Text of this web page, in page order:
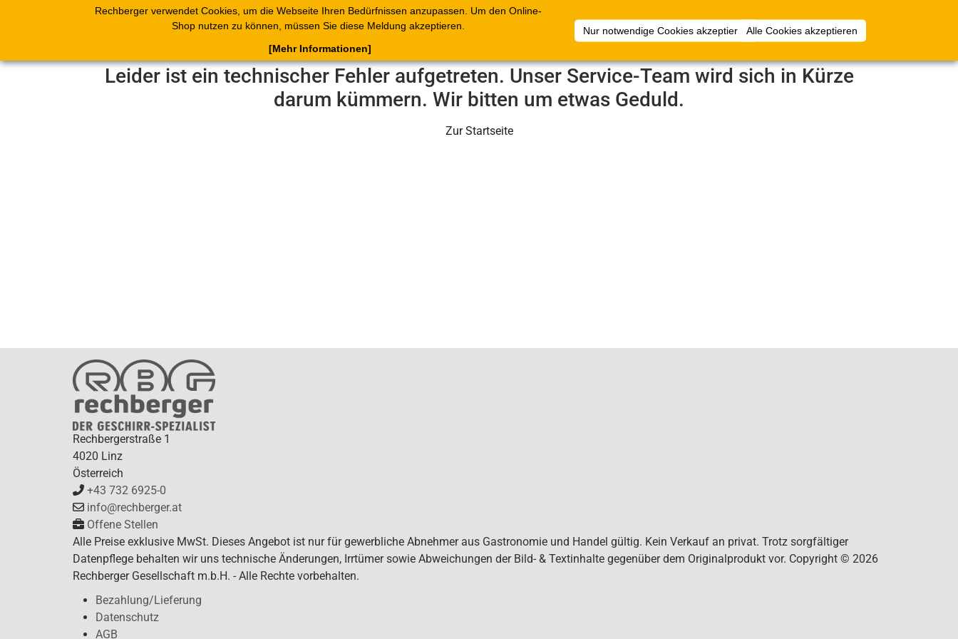
Rechberger verwendet Cookies, um die Webseite Ihren Bedürfnissen anzupassen. Um den Online-
Shop nutzen zu können, müssen Sie diese Meldung akzeptieren.
Nur notwendige Cookies akzeptierenAlle Cookies akzeptieren
[Mehr Informationen]
Shop Blätterkataloge Warenkorb Belege Artikelsammlungen Anmelden
Leider ist ein technischer Fehler aufgetreten. Unser Service-Team wird sich in Kürze
darum kümmern. Wir bitten um etwas Geduld.
Zur Startseite
Rechbergerstraße 1
4020 Linz
Österreich
+43 732 6925-0
info@rechberger.at
Offene Stellen
Alle Preise exklusive MwSt. Dieses Angebot ist nur für gewerbliche Abnehmer aus Gastronomie und Handel gültig. Kein Verkauf an privat. Trotz sorgfältiger
Datenpflege behalten wir uns technische Änderungen, Irrtümer sowie Abweichungen der Bild- & Textinhalte gegenüber dem Originalprodukt vor. Copyright © 2026
Rechberger Gesellschaft m.b.H. - Alle Rechte vorbehalten.
Bezahlung/Lieferung
Datenschutz
AGB